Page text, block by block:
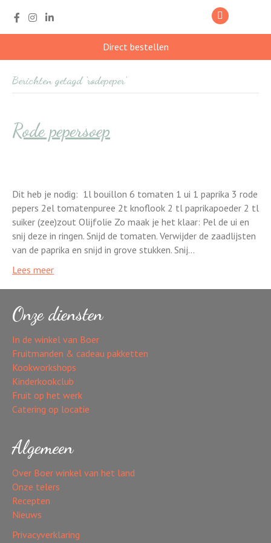
Direct bestellen
Berichten getagd ‘rodepeper’
Rode pepersoep
Dit heb je nodig: 1l bouillon 6 tomaten 1 ui 1 paprika 3 rode
pepers 2el tomatenpuree 2t knoflook 2 tl paprikapoeder 2 tl
suiker (zee)zout Olijfolie Zo maak je het klaar: Pel de ui en
snij deze in ringen. Snijd de tomaten. Verwijder de zaadlijsten
van de paprika en snijd in grove stukken. Snij…
Lees meer
Onze diensten
In de winkel van Boer
Fruitmanden & cadeau pakketten
Kookworkshops
Kinderkookclub
Fruit op het werk
Catering op locatie
Algemeen
Over Boer winkel van het land
Onze telers
Recepten
Nieuws
Privacyverklaring